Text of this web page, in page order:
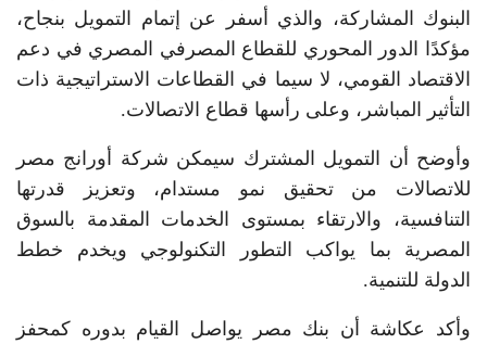
البنوك المشاركة، والذي أسفر عن إتمام التمويل بنجاح،
مؤكدًا الدور المحوري للقطاع المصرفي المصري في دعم
الاقتصاد القومي، لا سيما في القطاعات الاستراتيجية ذات
التأثير المباشر، وعلى رأسها قطاع الاتصالات.
وأوضح أن التمويل المشترك سيمكن شركة أورانج مصر
للاتصالات من تحقيق نمو مستدام، وتعزيز قدرتها
التنافسية، والارتقاء بمستوى الخدمات المقدمة بالسوق
المصرية بما يواكب التطور التكنولوجي ويخدم خطط
الدولة للتنمية.
وأكد عكاشة أن بنك مصر يواصل القيام بدوره كمحفز